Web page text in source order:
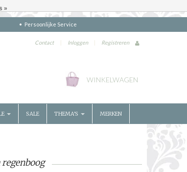
Persoonlijke Service
Contact | Inloggen | Registreren
WINKELWAGEN
SALE THEMA'S MERKEN
»